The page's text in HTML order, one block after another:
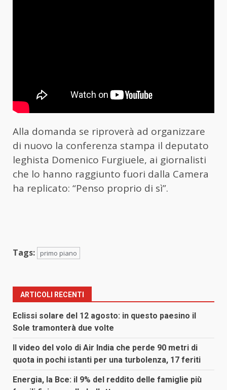
Alla domanda se riproverà ad organizzare
di nuovo la conferenza stampa il deputato
leghista Domenico Furgiuele, ai giornalisti
che lo hanno raggiunto fuori dalla Camera
ha replicato: “Penso proprio di sì”.
Tags: primo piano
ARTICOLI RECENTI
Eclissi solare del 12 agosto: in questo paesino il
Sole tramonterà due volte
Il video del volo di Air India che perde 90 metri di
quota in pochi istanti per una turbolenza, 17 feriti
Energia, la Bce: il 9% del reddito delle famiglie più